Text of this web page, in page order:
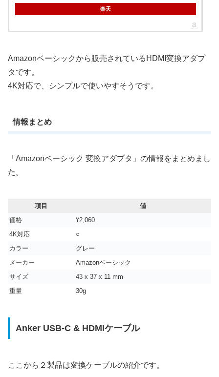
楽天
Amazonベーシックから販売されているHDMI変換アダプ
タです。
4K対応で、シンプルで使いやすそうです。
情報まとめ
「Amazonベーシック 変換アダプタ」の情報をまとめまし
た。
項目
値
価格
¥2,060
4K対応
○
カラー
グレー
メーカー
Amazonベーシック
サイズ
43 x 37 x 11 mm
重量
‎30g
Anker USB-C & HDMIケーブル
ここから２製品は変換ケーブルの紹介です。